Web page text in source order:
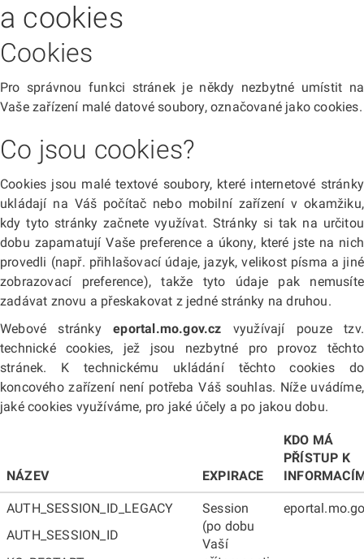
a cookies
Cookies
Pro správnou funkci stránek je někdy nezbytné umístit na
Vaše zařízení malé datové soubory, označované jako cookies.
Co jsou cookies?
Cookies jsou malé textové soubory, které internetové stránky
ukládají na Váš počítač nebo mobilní zařízení v okamžiku,
kdy tyto stránky začnete využívat. Stránky si tak na určitou
dobu zapamatují Vaše preference a úkony, které jste na nich
provedli (např. přihlašovací údaje, jazyk, velikost písma a jiné
zobrazovací preference), takže tyto údaje pak nemusíte
zadávat znovu a přeskakovat z jedné stránky na druhou.
Webové stránkyeportal.mo.gov.cz využívají pouze tzv.
technické cookies, jež jsou nezbytné pro provoz těchto
stránek. K technickému ukládání těchto cookies do
koncového zařízení není potřeba Váš souhlas. Níže uvádíme,
jaké cookies využíváme, pro jaké účely a po jakou dobu.
NÁZEV EXPIRACE
KDO MÁ
PŘÍSTUP K
AUTH_SESSION_ID_LEGACY
AUTH_SESSION_ID
Session
(po dobu
Vaší